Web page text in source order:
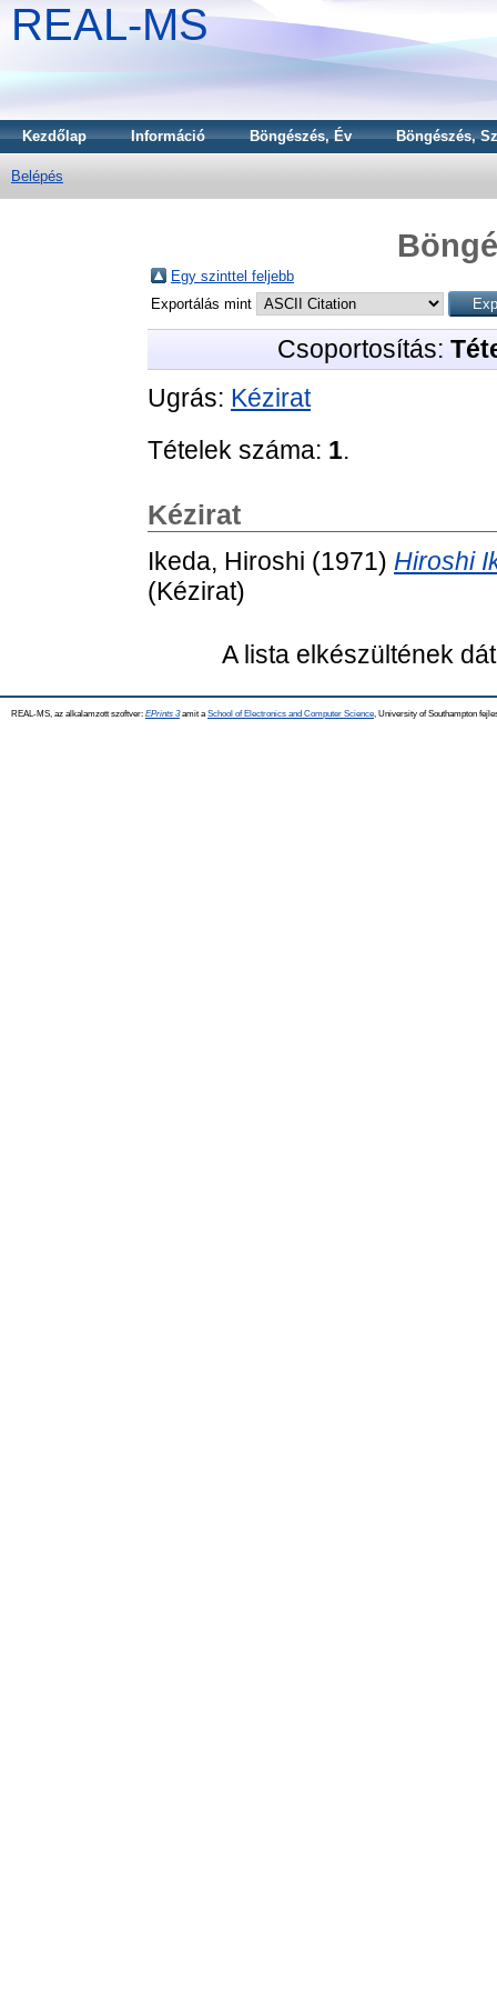
REAL-MS
Kezdőlap Információ Böngészés, Év Böngészés,
Belépés
Egy szinttel feljebb
Exportálás mint
Csoportosítás:
Ugrás: Kézirat
Tételek száma: 1.
Kézirat
Ikeda, Hiroshi (1971) Hiroshi
(Kézirat)
A lista elkészültének
REAL-MS, az alkalamzott szoftver: EPrints 3amit a School of Electronics and Computer Science , University of Southampton